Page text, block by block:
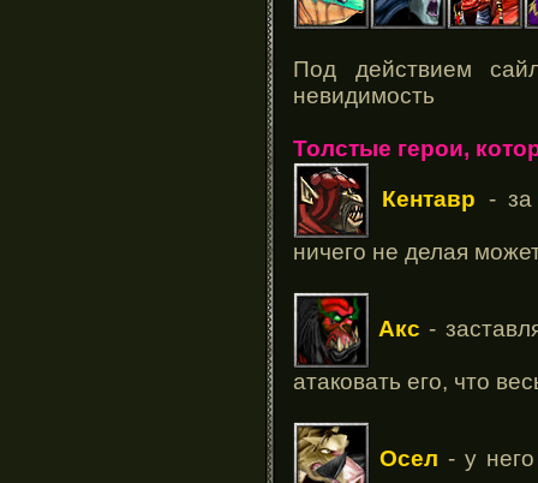
Под действием
невидимость
Толстые герои,
Кентавр - за
ничего не делая
Акс -
атаковать его, что
Осел - у